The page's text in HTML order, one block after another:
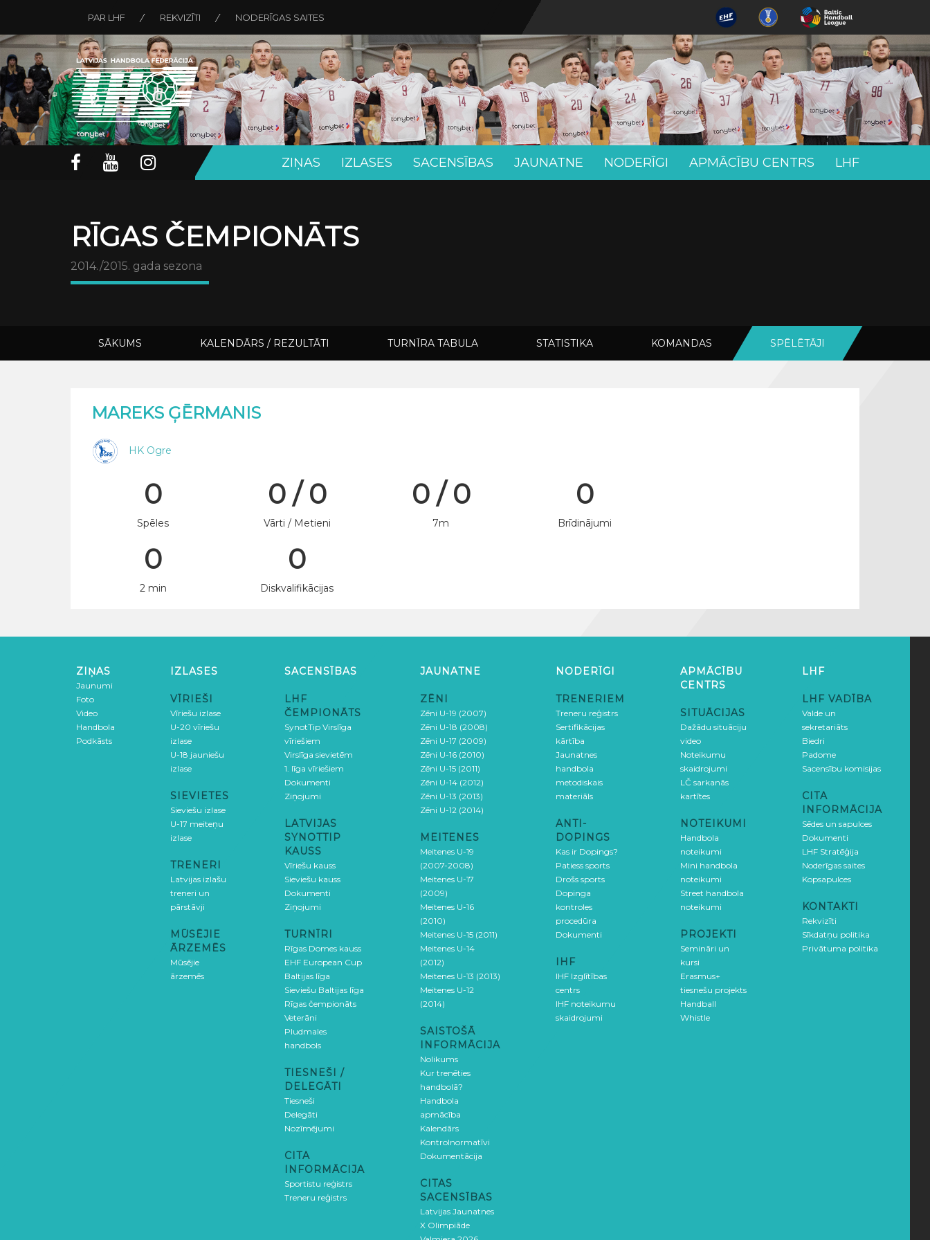
PAR LHF REKVIZĪTI NODERĪGAS SAITES
ZIŅAS IZLASES SACENSĪBAS JAUNATNE NODERĪGI APMĀCĪBU CENTRS LHF
RĪGAS ČEMPIONĀTS
2014./2015. gada sezona
SĀKUMS KALENDĀRS / REZULTĀTI TURNĪRA TABULA STATISTIKA KOMANDAS SPĒLĒTĀJI
MAREKS ĢĒRMANIS
HK Ogre
0
Spēles
0 / 0
Vārti / Metieni
0 / 0
7m
0
Brīdinājumi
0
2 min
0
Diskvalifikācijas
ZIŅAS
Jaunumi
Foto
Video
Handbola
Podkāsts
IZLASES
VĪRIEŠI
Vīriešu izlase
U-20 vīriešu
izlase
U-18 jauniešu
izlase
SIEVIETES
Sieviešu izlase
U-17 meiteņu
izlase
TRENERI
Latvijas izlašu
treneri un
pārstāvji
MŪSĒJIE
ĀRZEMĒS
Mūsējie
ārzemēs
SACENSĪBAS
LHF
ČEMPIONĀTS
SynotTip Virslīga
vīriešiem
Virslīga sievietēm
1. līga vīriešiem
Dokumenti
Ziņojumi
LATVIJAS
SYNOTTIP
KAUSS
Vīriešu kauss
Sieviešu kauss
Dokumenti
Ziņojumi
TURNĪRI
Rīgas Domes kauss
EHF European Cup
Baltijas līga
Sieviešu Baltijas līga
Rīgas čempionāts
Veterāni
Pludmales
handbols
TIESNEŠI /
DELEGĀTI
Tiesneši
Delegāti
Nozīmējumi
CITA
INFORMĀCIJA
Sportistu reģistrs
Treneru reģistrs
JAUNATNE
ZĒNI
Zēni U-19 (2007)
Zēni U-18 (2008)
Zēni U-17 (2009)
Zēni U-16 (2010)
Zēni U-15 (2011)
Zēni U-14 (2012)
Zēni U-13 (2013)
Zēni U-12 (2014)
MEITENES
Meitenes U-19
(2007-2008)
Meitenes U-17
(2009)
Meitenes U-16
(2010)
Meitenes U-15 (2011)
Meitenes U-14
(2012)
Meitenes U-13 (2013)
Meitenes U-12
(2014)
SAISTOŠĀ
INFORMĀCIJA
Nolikums
Kur trenēties
handbolā?
Handbola
apmācība
Kalendārs
Kontrolnormatīvi
Dokumentācija
CITAS
SACENSĪBAS
Latvijas Jaunatnes
X Olimpiāde
NODERĪGI
TRENERIEM
Treneru reģistrs
Sertifikācijas
kārtība
Jaunatnes
handbola
metodiskais
materiāls
ANTI-
DOPINGS
Kas ir Dopings?
Patiess sports
Drošs sports
Dopinga
kontroles
procedūra
Dokumenti
IHF
IHF Izglītības
centrs
IHF noteikumu
skaidrojumi
APMĀCĪBU
CENTRS
SITUĀCIJAS
Dažādu situāciju
video
Noteikumu
skaidrojumi
LČ sarkanās
kartītes
NOTEIKUMI
Handbola
noteikumi
Mini handbola
noteikumi
Street handbola
noteikumi
PROJEKTI
Semināri un
kursi
Erasmus+
tiesnešu projekts
Handball
Whistle
LHF
LHF VADĪBA
Valde un
sekretariāts
Biedri
Padome
Sacensību komisijas
CITA
INFORMĀCIJA
Sēdes un sapulces
Dokumenti
LHF Stratēģija
Noderīgas saites
Kopsapulces
KONTAKTI
Rekvizīti
Sīkdatņu politika
Privātuma politika